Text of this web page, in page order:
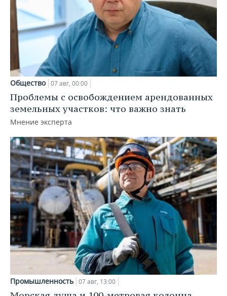
Общество 07 авг, 00:00
Проблемы с освобождением арендованных
земельных участков: что важно знать
Мнение эксперта
Промышленность 07 авг, 13:00